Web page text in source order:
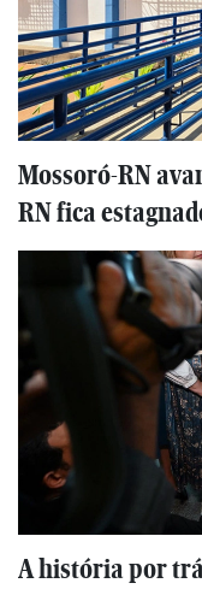
Mossoró-RN
RN fica
A história por